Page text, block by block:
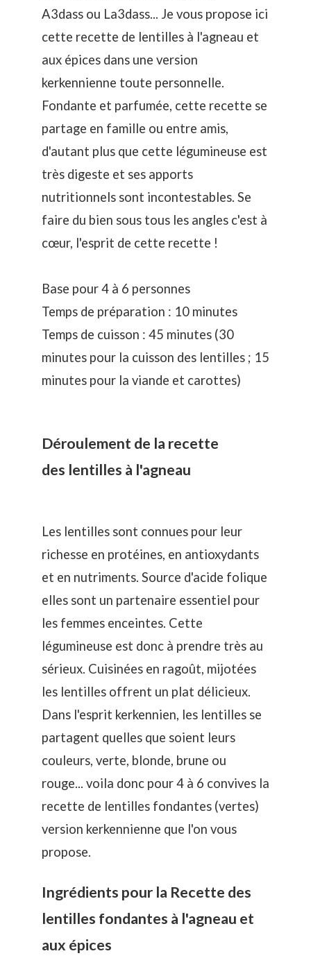
A3dass ou La3dass... Je vous propose ici
cette recette de lentilles à l'agneau et
aux épices dans une version
kerkennienne toute personnelle.
Fondante et parfumée, cette recette se
partage en famille ou entre amis,
d'autant plus que cette légumineuse est
très digeste et ses apports
nutritionnels sont incontestables. Se
faire du bien sous tous les angles c'est à
cœur, l'esprit de cette recette !
Base pour 4 à 6 personnes
Temps de préparation : 10 minutes
Temps de cuisson : 45 minutes (30
minutes pour la cuisson des lentilles ; 15
minutes pour la viande et carottes)
Déroulement de la recette
des lentilles à l'agneau
Les lentilles sont connues pour leur
richesse en protéines, en antioxydants
et en nutriments. Source d'acide folique
elles sont un partenaire essentiel pour
les femmes enceintes. Cette
légumineuse est donc à prendre très au
sérieux. Cuisinées en ragoût, mijotées
les lentilles offrent un plat délicieux.
Dans l'esprit kerkennien, les lentilles se
partagent quelles que soient leurs
couleurs, verte, blonde, brune ou
rouge... voila donc pour 4 à 6 convives la
recette de lentilles fondantes (vertes)
version kerkennienne que l'on vous
propose.
Ingrédients pour la Recette des
lentilles fondantes à l'agneau et
aux épices